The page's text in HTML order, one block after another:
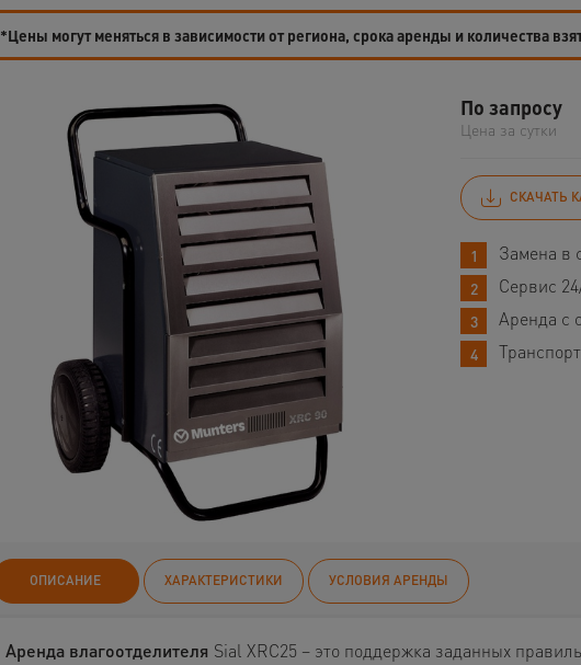
*Цены могут меняться в зависимости от региона, срока аренды и количества
По запросу
Цена за сутки
СКАЧАТЬ
Замена в
Сервис
Аренда с
ОПИСАНИЕ ХАРАКТЕРИСТИКИ УСЛОВИЯ АРЕНДЫ
Аренда влагоотделителя Sial XRC25 – это поддержка заданных